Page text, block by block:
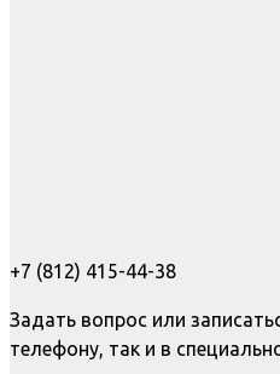
+7 (812) 415-44-38
Задать вопрос или
телефону, так и в